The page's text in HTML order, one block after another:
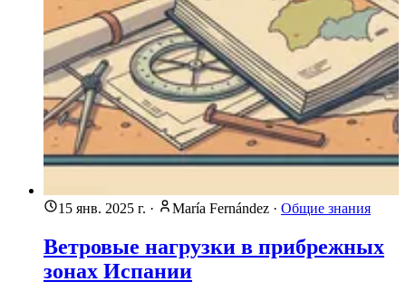
15 янв. 2025 г. · María Fernández · Общие знания
Ветровые нагрузки в прибрежных
зонах Испании